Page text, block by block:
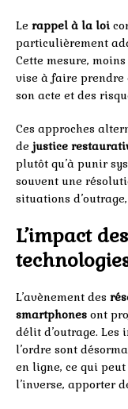
Le rappel à la loi
particulièrement
Cette mesure,
vise à faire prendre
son acte et des
Ces approches
de justice
plutôt qu’à punir
souvent une
situations
L’impact
L’avènement des
smartphones ont
délit d’outrage. Les
l’ordre sont
en ligne, ce qui
l’inverse, apporter